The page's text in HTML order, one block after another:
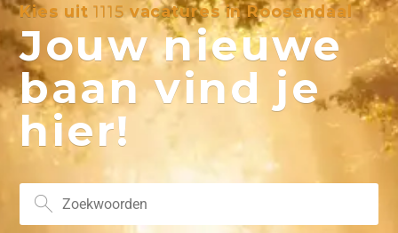
Kies uit1115vacatures in Roosendaal
Jouw nieuwe
baan vind je
hier!